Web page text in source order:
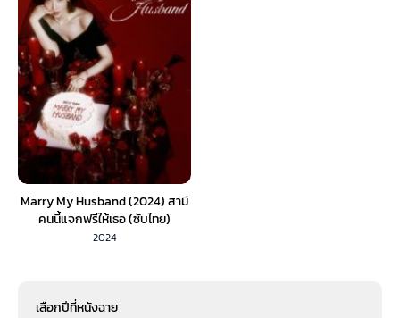
Marry My Husband (2024) สามี
คนนี้แจกฟรีให้เธอ (ซับไทย)
2024
เลือกปีที่หนังฉาย